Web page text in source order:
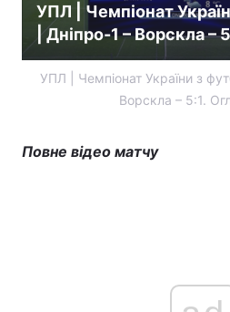
УПЛ | Чемпіонат
| Дніпро-1 – Ворскла –
УПЛ | Чемпіонат України з
Ворскла – 5:1.
Повне відео матчу